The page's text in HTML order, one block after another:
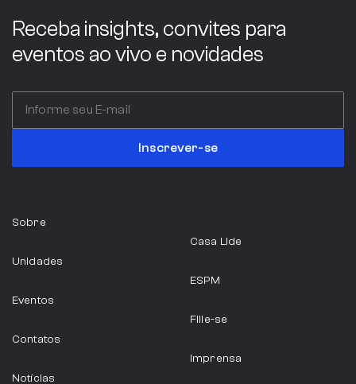
Receba insights, convites para
eventos ao vivo e novidades
Inscrever-se
Sobre
Unidades
Eventos
Contatos
Notícias
Casa Lide
ESPM
Filie-se
Imprensa